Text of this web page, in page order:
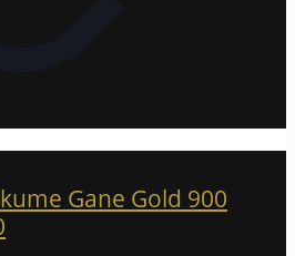
Gane Gold 900